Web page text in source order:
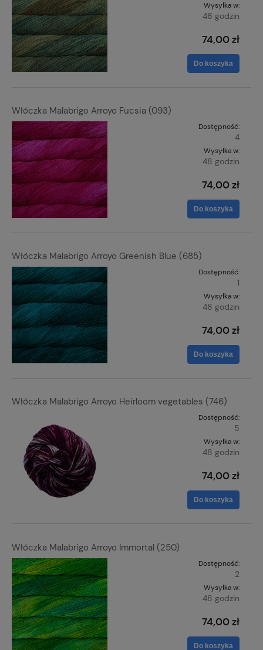
Wysyłka w:
48 godzin
74,00 zł
Do koszyka
Włóczka Malabrigo Arroyo Fucsia (093)
Dostępność:
4
Wysyłka w:
48 godzin
74,00 zł
Do koszyka
Włóczka Malabrigo Arroyo Greenish Blue (685)
Dostępność:
1
Wysyłka w:
48 godzin
74,00 zł
Do koszyka
Włóczka Malabrigo Arroyo Heirloom vegetables (746)
Dostępność:
5
Wysyłka w:
48 godzin
74,00 zł
Do koszyka
Włóczka Malabrigo Arroyo Immortal (250)
Dostępność:
2
Wysyłka w:
48 godzin
74,00 zł
Do koszyka